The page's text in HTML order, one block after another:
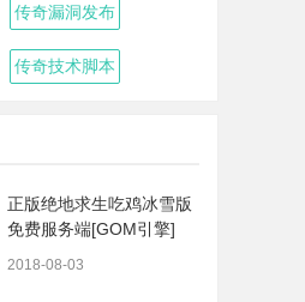
传奇漏洞发布
传奇技术脚本
正版绝地求生吃鸡冰雪版
免费服务端[GOM引擎]
2018-08-03